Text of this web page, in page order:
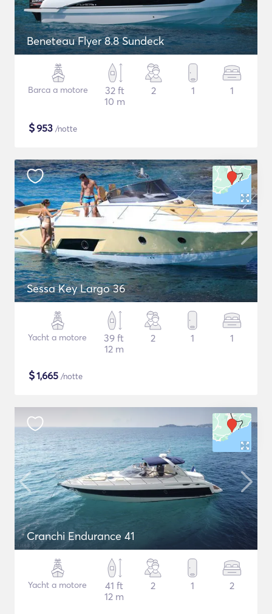
Beneteau Flyer 8.8 Sundeck
Barca a motore
32 ft
10 m
2 1 1
$953 /notte
Sessa Key Largo 36
Yacht a motore
39 ft
12 m
2 1 1
$1,665 /notte
Cranchi Endurance 41
Yacht a motore
41 ft
12 m
2 1 2